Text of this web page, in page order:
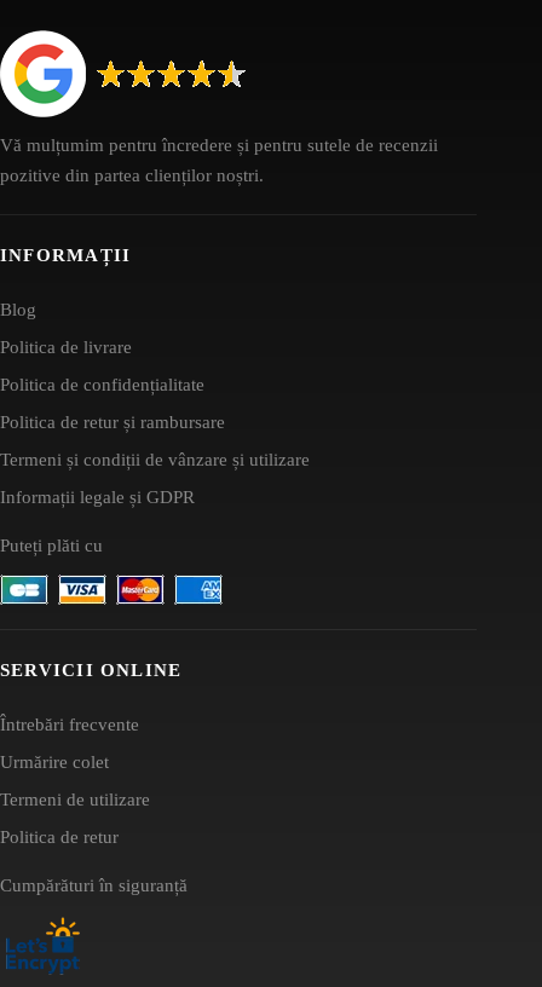
Vă mulțumim pentru încredere și pentru sutele de recenzii
pozitive din partea clienților noștri.
INFORMAȚII
Blog
Politica de livrare
Politica de confidențialitate
Politica de retur și rambursare
Termeni și condiții de vânzare și utilizare
Informații legale și GDPR
Puteți plăti cu
SERVICII ONLINE
Întrebări frecvente
Urmărire colet
Termeni de utilizare
Politica de retur
Cumpărături în siguranță